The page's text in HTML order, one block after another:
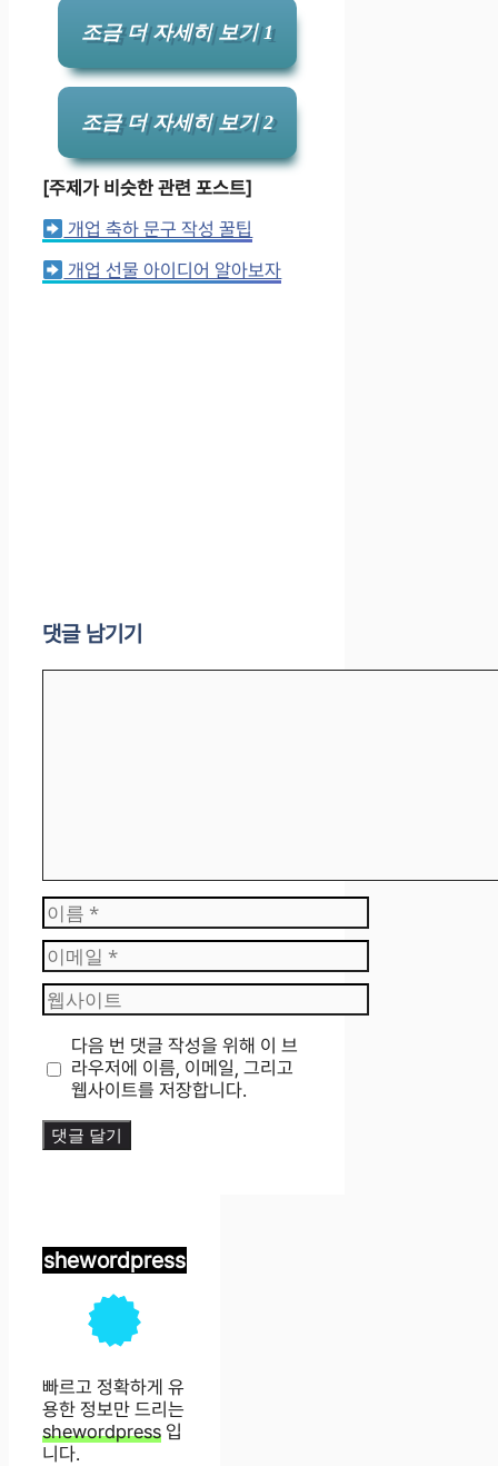
조금 더 자세히 보기 1
조금 더 자세히 보기 2
[주제가 비슷한 관련 포스트]
개업 축하 문구 작성 꿀팁
개업 선물 아이디어 알아보자
댓글 남기기
이
름
이
메
일
웹
사
트
다음 번 댓글 작성을 위해 이 브
라우저에 이름, 이메일, 그리고
웹사이트를 저장합니다.
shewordpress
빠르고 정확하게 유
용한 정보만 드리는
shewordpress 입
니다.